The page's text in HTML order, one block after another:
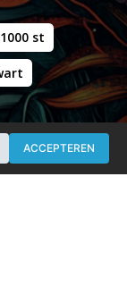
st
Black
ACCEPTEREN